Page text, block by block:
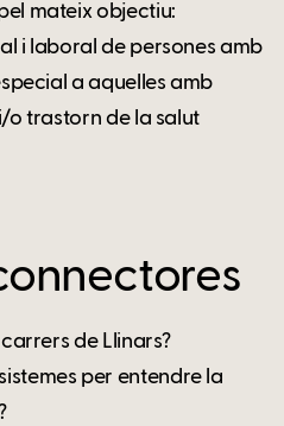
mateix objectiu:
i laboral de persones amb
a aquelles amb
o trastorn de la salut
de Llinars?
per entendre la